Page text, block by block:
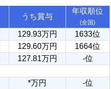
うち賞与
年収順位
(全国)
129.93万円
1633位
129.60万円
1664位
127.81万円
-位
*万円 -位